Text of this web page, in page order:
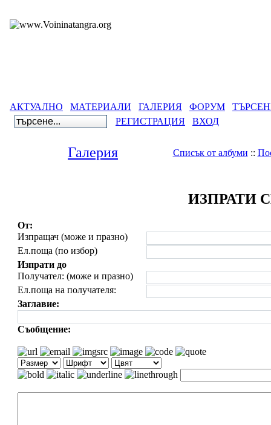
АКТУАЛНО МАТЕРИАЛИ ГАЛЕРИЯ ФОРУМ
РЕГИСТРАЦИЯ
ВХОД
Галерия Списък от албуми ::
ИЗПРАТИ
От:
Изпращач (може и празно)
Ел.поща (по избор)
Изпрати до
Получател: (може и празно)
Ел.поща на получателя:
Заглавие:
Съобщение: